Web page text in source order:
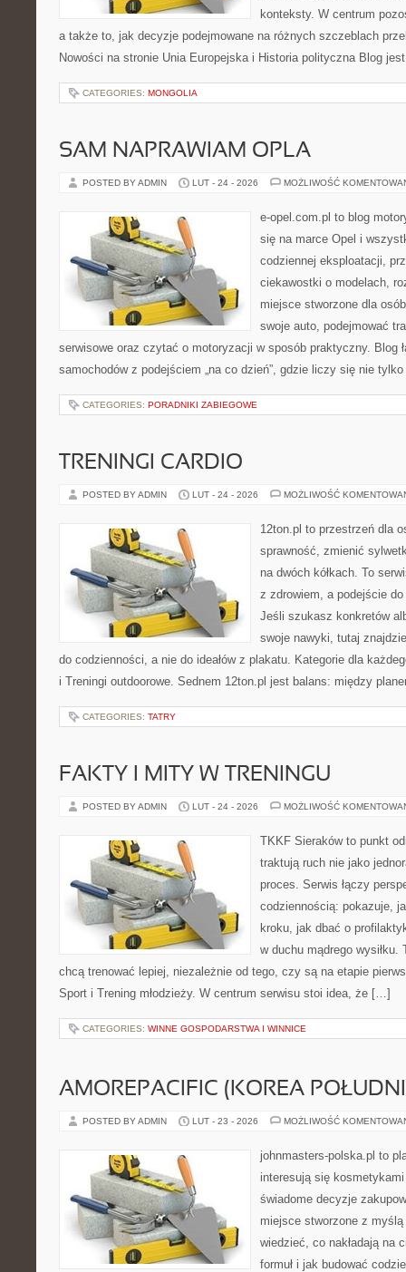
konteksty. W centrum
a także to, jak decyzje podejmowane na różnych szczeblach
Nowości na stronie Unia Europejska i Historia polityczna Blog
CATEGORIES: MONGOLIA
SAM NAPRAWIAM OPLA
POSTED BY ADMIN LUT - 24 - 2026 MOŻLIWOŚĆ
e-opel.com.pl to blog
się na marce Opel i
codziennej eksploatacji,
ciekawostki o modelach,
miejsce stworzone dla
swoje auto, podejmować
serwisowe oraz czytać o motoryzacji w sposób praktyczny. Blog
samochodów z podejściem „na co dzień”, gdzie liczy się nie
CATEGORIES: PORADNIKI ZABIEGOWE
TRENINGI CARDIO
POSTED BY ADMIN LUT - 24 - 2026 MOŻLIWOŚĆ
12ton.pl to przestrzeń dla
sprawność, zmienić
na dwóch kółkach. To
z zdrowiem, a podejście
Jeśli szukasz konkretów
swoje nawyki, tutaj
do codzienności, a nie do ideałów z plakatu. Kategorie dla
i Treningi outdoorowe. Sednem 12ton.pl jest balans: między
CATEGORIES: TATRY
FAKTY I MITY W TRENINGU
POSTED BY ADMIN LUT - 24 - 2026 MOŻLIWOŚĆ
TKKF Sieraków to punkt
traktują ruch nie jako
proces. Serwis łączy
codziennością: pokazuje,
kroku, jak dbać o
w duchu mądrego
chcą trenować lepiej, niezależnie od tego, czy są na etapie
Sport i Trening młodzieży. W centrum serwisu stoi idea, że […]
CATEGORIES: WINNE GOSPODARSTWA I WINNICE
AMOREPACIFIC (KOREA
POSTED BY ADMIN LUT - 23 - 2026 MOŻLIWOŚĆ
johnmasters-polska.pl to
interesują się
świadome decyzje
miejsce stworzone z
wiedzieć, co nakładają na
formuł i jak budować